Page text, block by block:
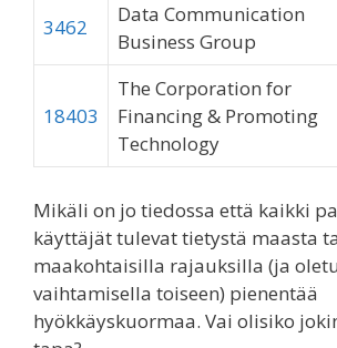
3462
Data Communication
Business Group
18403
The Corporation for
Financing & Promoting
Technology
Mikäli on jo tiedossa että kaikki
käyttäjät tulevat tietystä maasta
maakohtaisilla rajauksilla (ja
vaihtamisella toiseen) pienentää
hyökkäyskuormaa. Vai olisiko